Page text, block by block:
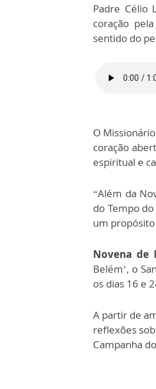
Padre Célio
coração
sentido do
O
coração
espiritual e
“Além da
do Tempo
um
Novena de
Belém’, o
os dias 16 e
A partir de
reflexões
Campanha